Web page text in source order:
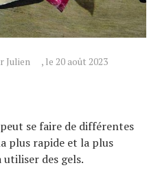
Julien , le 20 août 2023
se faire de différentes
plus rapide et la plus
utiliser des gels.